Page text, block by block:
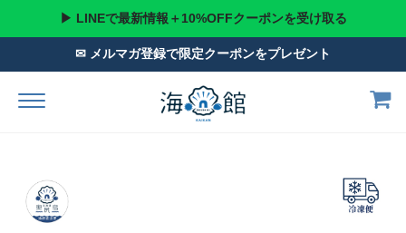
▶ LINEで最新情報＋10%OFFクーポンを受け取る
✉ メルマガ登録で限定クーポンをプレゼント